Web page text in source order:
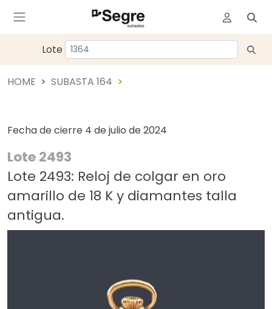
Lote
HOME SUBASTA 164
Fecha de cierre 4 de julio de 2024
Lote 2493
Lote 2493: Reloj de colgar en oro
amarillo de 18 K y diamantes talla
antigua.